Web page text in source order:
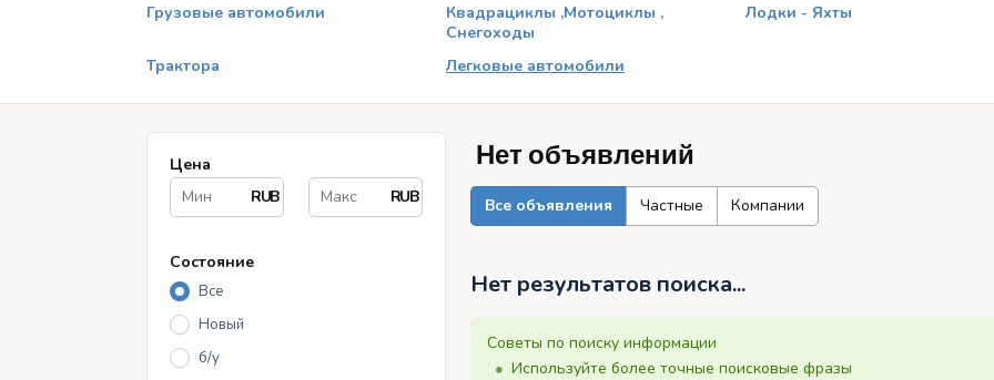
Грузовые автомобили
Квадрациклы ,Мотоциклы ,
Снегоходы
Лодки - Яхты
Трактора
Легковые автомобили
Цена
RUB
RUB
Состояние
Все
Новый
б/у
Нет объявлений
Все объявления Частные Компании
Нет результатов поиска...
Советы по поиску информации
Используйте более точные поисковые фразы